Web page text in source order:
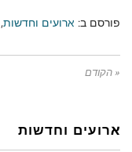
פורסם ב: ארועים וחדשות,
« הקודם
ארועים וחדשות